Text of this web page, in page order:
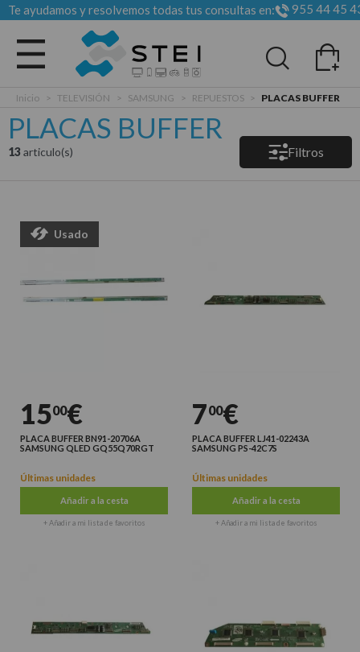
Te ayudamos y resolvemos todas tus consultas en: 955 44 45
Todas las categorias
Inicio > TELEVISIÓN > SAMSUNG > REPUESTOS > PLACAS BUFFER
PLACAS BUFFER
13 articulo(s) Filtros
Usado
1500€
PLACA BUFFER BN91-20706A
SAMSUNG QLED GQ55Q70RGT
Últimas unidades
Añadir a la cesta
+ Añadir a mi lista de favoritos
700€
PLACA BUFFER LJ41-02243A
SAMSUNG PS-42C7S
Últimas unidades
Añadir a la cesta
+ Añadir a mi lista de favoritos